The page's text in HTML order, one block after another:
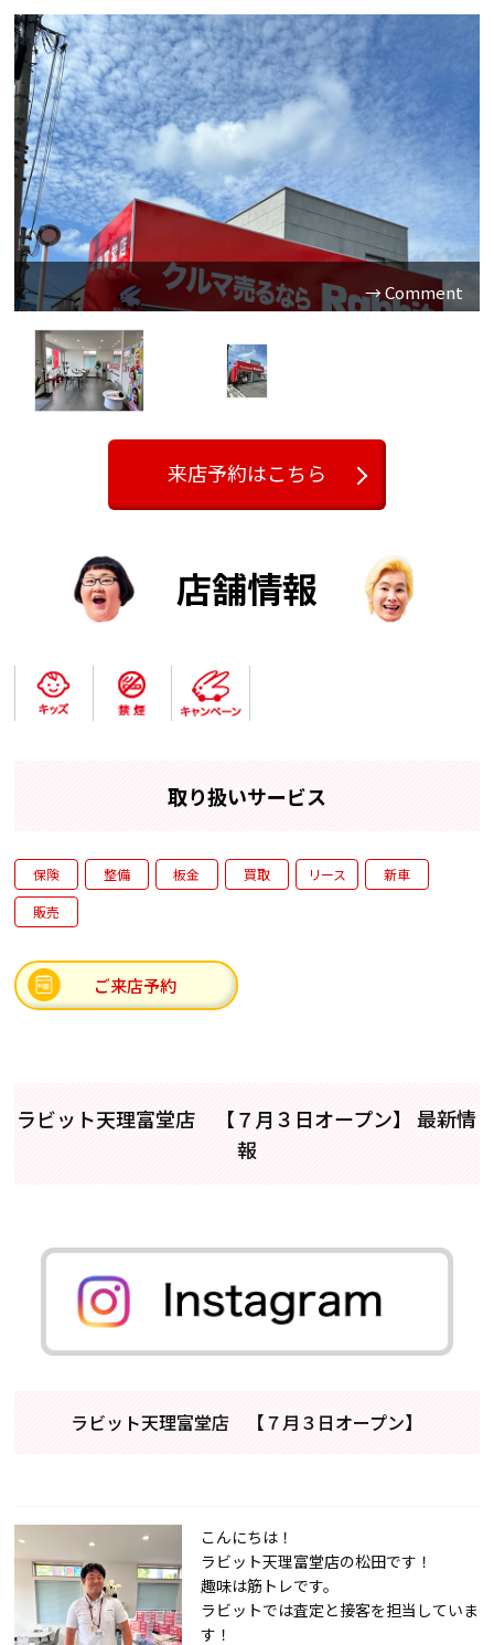
専門のスタッフが丁寧に査定を行います
オールメーカー対応可能ですので是非一度ご来店ください
来店予約はこちら
店舗情報
取り扱いサービス
保険 整備 板金 買取 リース
新車
販売
ご来店予約
ラビット天理富堂店 【７月３日オープン】 最新情
報
ラビット天理富堂店 【７月３日オープン】
こんにちは！
ラビット天理富堂店の松田です！
趣味は筋トレです。
ラビットでは査定と接客を担当していま
す！